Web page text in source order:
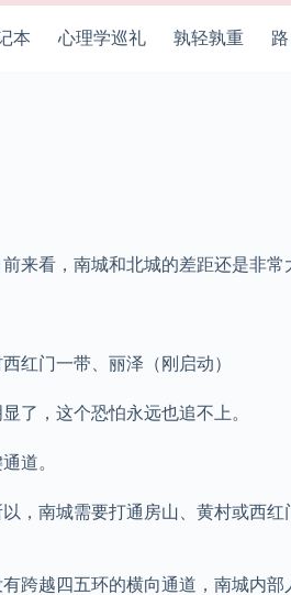
本 心理学巡礼 孰轻孰重 路
来看，南城和北城的差距还是非常
红门一带、丽泽（刚启动）
了，这个恐怕永远也追不上。
道。
，南城需要打通房山、黄村或西
跨越四五环的横向通道，南城内